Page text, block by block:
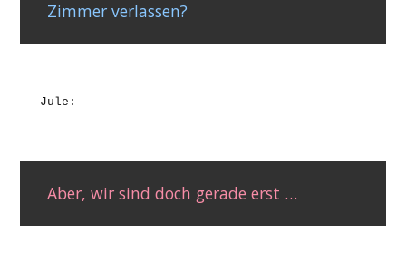
Zimmer verlassen?
Jule:
Aber, wir sind doch gerade erst …